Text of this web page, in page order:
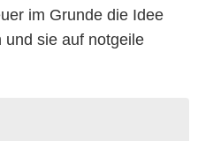
im Grunde die Idee
und sie auf notgeile